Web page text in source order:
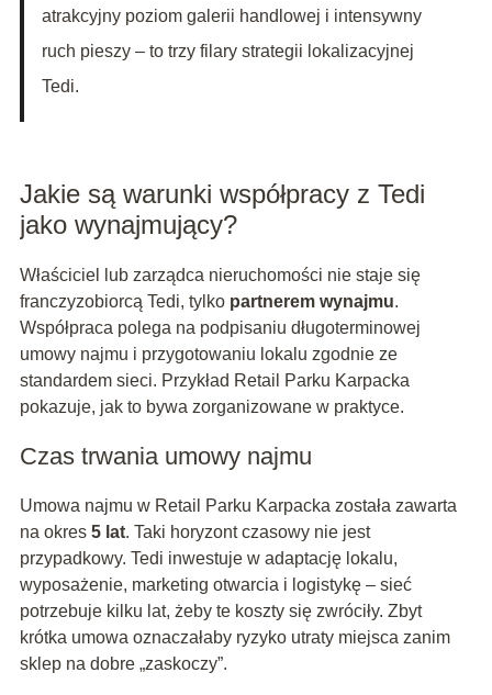
atrakcyjny poziom galerii handlowej i intensywny
ruch pieszy – to trzy filary strategii lokalizacyjnej
Tedi.
Jakie są warunki współpracy z Tedi
jako wynajmujący?
Właściciel lub zarządca nieruchomości nie staje się
franczyzobiorcą Tedi, tylko partnerem wynajmu.
Współpraca polega na podpisaniu długoterminowej
umowy najmu i przygotowaniu lokalu zgodnie ze
standardem sieci. Przykład Retail Parku Karpacka
pokazuje, jak to bywa zorganizowane w praktyce.
Czas trwania umowy najmu
Umowa najmu w Retail Parku Karpacka została zawarta
na okres 5 lat. Taki horyzont czasowy nie jest
przypadkowy. Tedi inwestuje w adaptację lokalu,
wyposażenie, marketing otwarcia i logistykę – sieć
potrzebuje kilku lat, żeby te koszty się zwróciły. Zbyt
krótka umowa oznaczałaby ryzyko utraty miejsca zanim
sklep na dobre „zaskoczy”.